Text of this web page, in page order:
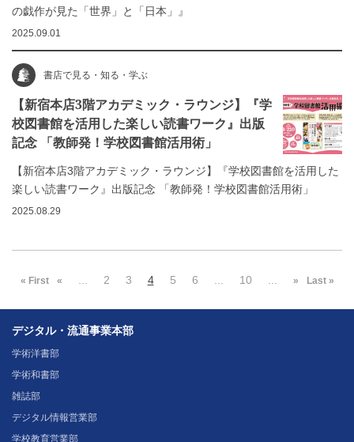
の戯作が見た「世界」と「日本」』
2025.09.01
書店で見る・知る・学ぶ
【新宿本店3階アカデミック・ラウンジ】『学
校図書館を活用した楽しい読書ワーク』出版
記念 「教師発！学校図書館活用術」
【新宿本店3階アカデミック・ラウンジ】『学校図書館を活用した
楽しい読書ワーク』出版記念 「教師発！学校図書館活用術」
2025.08.29
« First « 2 3 4 5 6 10 » Last »
デジタル・流通事業本部
学術洋書部
学術和書部
雑誌部
デジタル情報営業部
学校教育営業部